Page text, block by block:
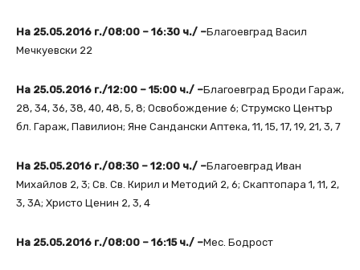
На 25.05.2016 г./08:00 – 16:30 ч./ –Благоевград Васил
Мечкуевски 22
На 25.05.2016 г./12:00 – 15:00 ч./ –Благоевград Броди Гараж,
28, 34, 36, 38, 40, 48, 5, 8; Освобождение 6; Струмско Център
бл. Гараж, Павилион; Яне Сандански Аптека, 11, 15, 17, 19, 21, 3, 7
На 25.05.2016 г./08:30 – 12:00 ч./ –Благоевград Иван
Михайлов 2, 3; Св. Св. Кирил и Методий 2, 6; Скаптопара 1, 11, 2,
3, 3А; Христо Ценин 2, 3, 4
На 25.05.2016 г./08:00 – 16:15 ч./ –Мес. Бодрост